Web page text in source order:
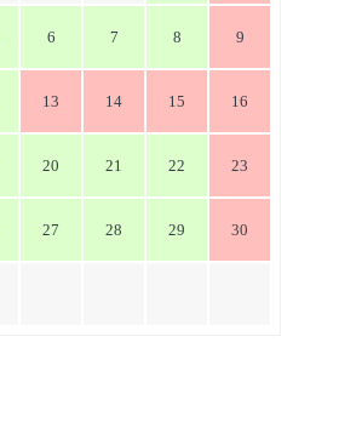
6 7 8 9
13 14 15 16
20 21 22 23
27 28 29 30